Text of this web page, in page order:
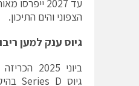
עד 2027
הצפוני והים התיכון.
גיוס ענק למען